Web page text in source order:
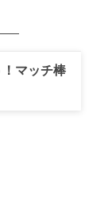
マッチ棒